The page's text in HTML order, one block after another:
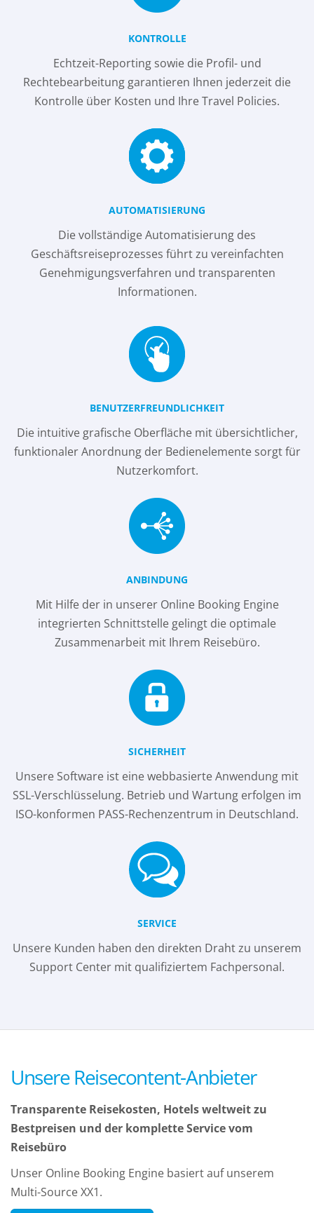
KONTROLLE
Echtzeit-Reporting sowie die Profil- und
Rechtebearbeitung garantieren Ihnen jederzeit die
Kontrolle über Kosten und Ihre Travel Policies.
AUTOMATISIERUNG
Die vollständige Automatisierung des
Geschäftsreiseprozesses führt zu vereinfachten
Genehmigungsverfahren und transparenten
Informationen.
BENUTZERFREUNDLICHKEIT
Die intuitive grafische Oberfläche mit übersichtlicher,
funktionaler Anordnung der Bedienelemente sorgt für
Nutzerkomfort.
ANBINDUNG
Mit Hilfe der in unserer Online Booking Engine
integrierten Schnittstelle gelingt die optimale
Zusammenarbeit mit Ihrem Reisebüro.
SICHERHEIT
Unsere Software ist eine webbasierte Anwendung mit
SSL-Verschlüsselung. Betrieb und Wartung erfolgen im
ISO-konformen PASS-Rechenzentrum in Deutschland.
SERVICE
Unsere Kunden haben den direkten Draht zu unserem
Support Center mit qualifiziertem Fachpersonal.
Unsere Reisecontent-Anbieter
Transparente Reisekosten, Hotels weltweit zu
Bestpreisen und der komplette Service vom
Reisebüro
Unser Online Booking Engine basiert auf unserem
Multi-Source XX1.